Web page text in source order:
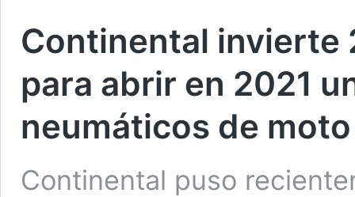
Continental invierte
para abrir en 2021
neumáticos de
Continental puso